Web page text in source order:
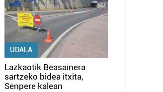
UDALA
Lazkaotik Beasainera
sartzeko bidea itxita,
Senpere kalean